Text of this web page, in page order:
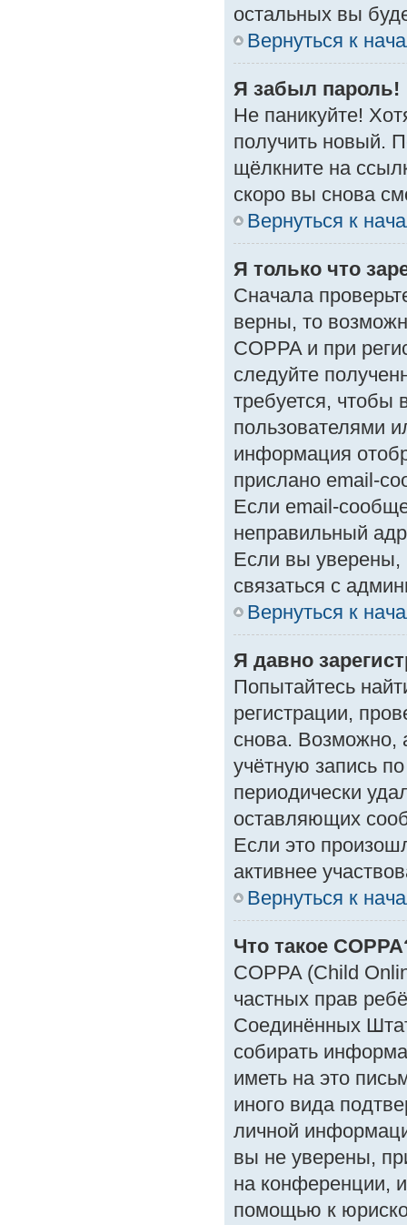
остальных вы
Вернуться к
Я забыл пароль!
Не паникуйте!
получить новый.
щёлкните на
скоро вы снова
Вернуться к
Я только что
Сначала
верны, то
COPPA и при
следуйте
требуется, чтобы
пользователями
информация
прислано email-
Если email-
неправильный
Если вы уверены,
связаться с
Вернуться к
Я давно
Попытайтесь
регистрации,
снова. Возможно,
учётную запись
периодически
оставляющих
Если это
активнее
Вернуться к
Что такое
COPPA (Child
частных прав
Соединённых
собирать
иметь на это
иного вида
личной
вы не уверены,
на конференции,
помощью к